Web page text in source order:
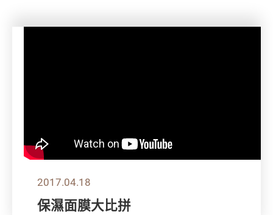
2017.04.18
保濕面膜大比拼